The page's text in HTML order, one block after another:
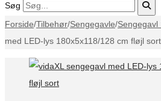
Søg
Forside/Tilbehør/Sengegavle/Sengegavl
med LED-lys 180x5x118/128 cm fløjl sort